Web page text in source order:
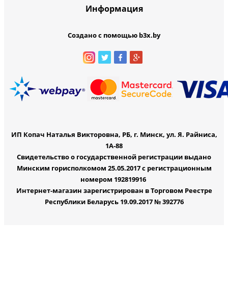
Информация
Создано с помощью b3x.by
ИП Копач Наталья Викторовна, РБ, г. Минск, ул. Я. Райниса,
1А-88
Свидетельство о государственной регистрации выдано
Минским горисполкомом 25.05.2017 с регистрационным
номером 192819916
Интернет-магазин зарегистрирован в Торговом Реестре
Республики Беларусь 19.09.2017 № 392776